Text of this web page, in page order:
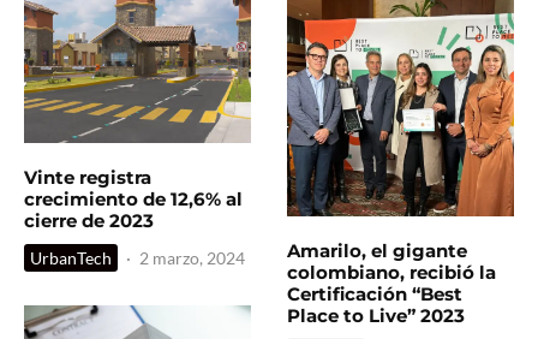
Vinte registra
crecimiento de 12,6% al
cierre de 2023
UrbanTech · 2 marzo, 2024
Amarilo, el gigante
colombiano, recibió la
Certificación “Best
Place to Live” 2023